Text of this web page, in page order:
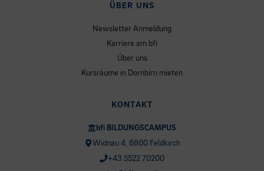
ÜBER UNS
Newsletter Anmeldung
Karriere am bfi
Über uns
Kursräume in Dornbirn mieten
KONTAKT
bfi BILDUNGSCAMPUS
Widnau 4, 6800 Feldkirch
+43 5522 70200